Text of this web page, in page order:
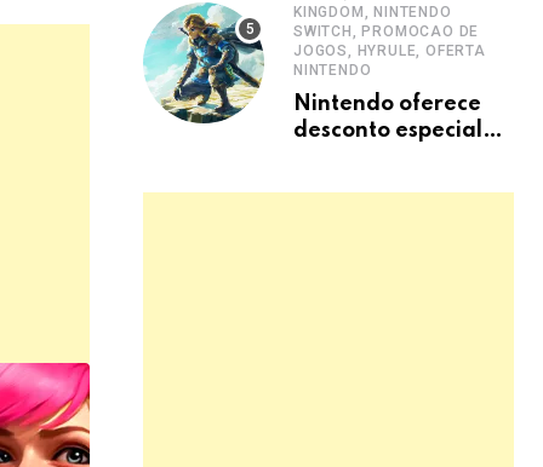
KINGDOM, NINTENDO
SWITCH, PROMOCAO DE
JOGOS, HYRULE, OFERTA
NINTENDO
Nintendo oferece
desconto especial